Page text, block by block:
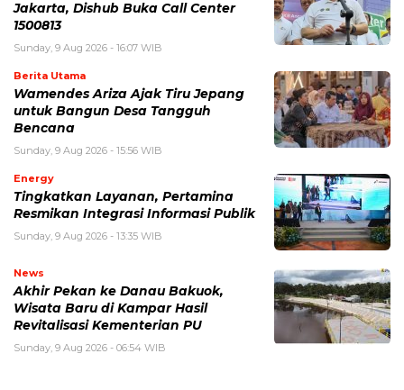
Jakarta, Dishub Buka Call Center
1500813
Sunday, 9 Aug 2026 - 16:07 WIB
Berita Utama
Wamendes Ariza Ajak Tiru Jepang
untuk Bangun Desa Tangguh
Bencana
Sunday, 9 Aug 2026 - 15:56 WIB
Energy
Tingkatkan Layanan, Pertamina
Resmikan Integrasi Informasi Publik
Sunday, 9 Aug 2026 - 13:35 WIB
News
Akhir Pekan ke Danau Bakuok,
Wisata Baru di Kampar Hasil
Revitalisasi Kementerian PU
Sunday, 9 Aug 2026 - 06:54 WIB